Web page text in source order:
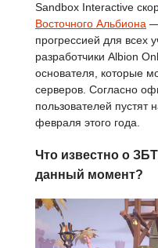
Sandbox Interactive
Восточного Альбиона —
прогрессией для всех
разработчики Albion
основателя, которые
серверов. Согласно
пользователей пустят
февраля этого года.
Что известно о
данный момент?